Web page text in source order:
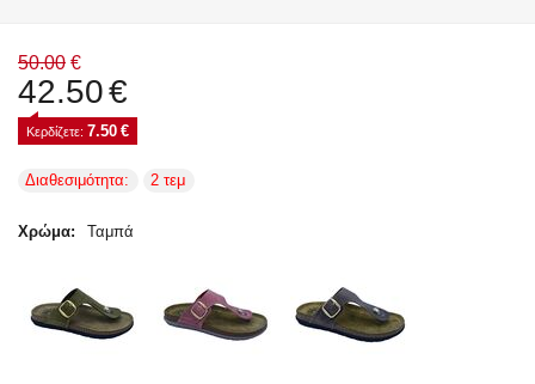
50.00 €
42.50€
Κερδίζετε: 7.50 €
Διαθεσιμότητα: 2 τεμ
Χρώμα: Ταμπά